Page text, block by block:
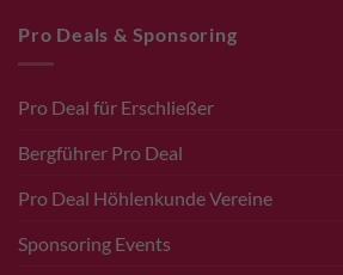
Pro Deals & Sponsoring
Pro Deal für Erschließer
Bergführer Pro Deal
Pro Deal Höhlenkunde Vereine
Sponsoring Events